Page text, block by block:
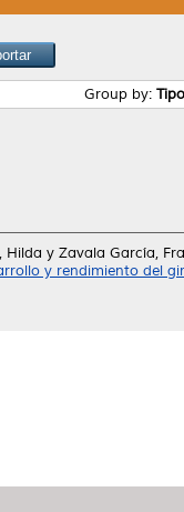
Group by:
Hilda y Zavala García,
y rendimiento del